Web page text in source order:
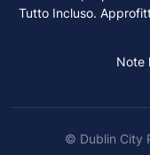
Tutto Incluso.
Note
© Dublin City